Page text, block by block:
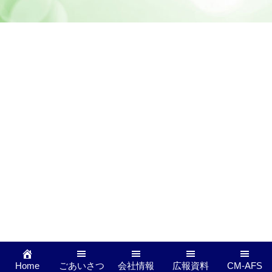
Home ごあいさつ 会社情報 広報資料 CM-AFS